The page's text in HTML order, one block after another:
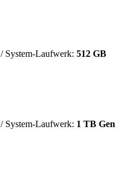
/ System-Laufwerk: 512 GB
/ System-Laufwerk: 1 TB Gen